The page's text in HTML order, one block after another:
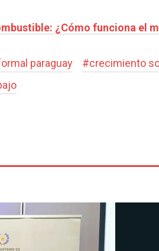
¿Cómo funciona el
paraguay #crecimiento